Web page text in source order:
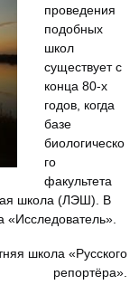
проведения
подобных
школ
существует с
конца 80-х
годов, когда
базе
биологическо
го
факультета
школа (ЛЭШ). В
«Исследователь».
школа «Русского
репортёра».